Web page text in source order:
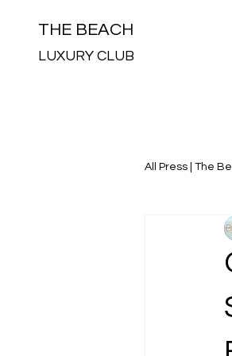
THE BEACH
LUXURY CLUB
All Press | The